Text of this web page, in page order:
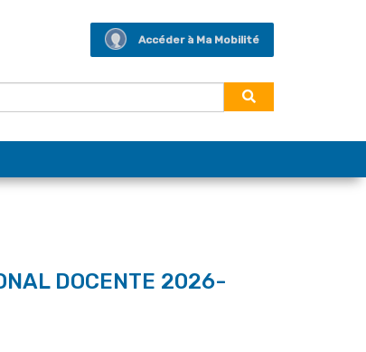
Accéder à Ma Mobilité
DOCENTE 2026-